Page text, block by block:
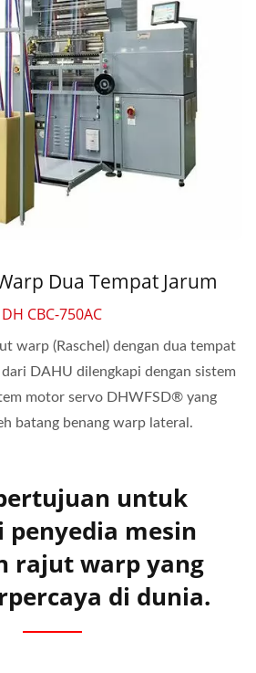
Dua Tempat Jarum
DH CBC-750AC
warp (Raschel) dengan dua tempat
DAHU dilengkapi dengan sistem
motor servo DHWFSD® yang
batang benang warp lateral.
untuk
penyedia mesin
rajut warp yang
di dunia.